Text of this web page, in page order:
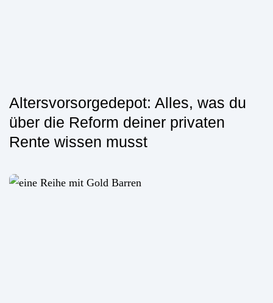
Altersvorsorgedepot: Alles, was du
über die Reform deiner privaten
Rente wissen musst